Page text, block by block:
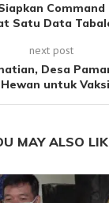
Satu Data
next post
Desa
untuk
MAY ALSO